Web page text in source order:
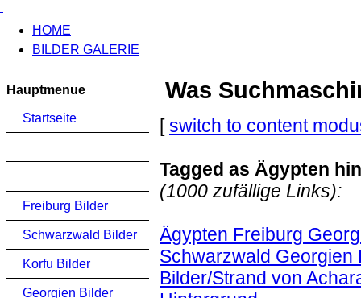
HOME
BILDER GALERIE
Hauptmenue
Startseite
Freiburg Bilder
Schwarzwald Bilder
Korfu Bilder
Georgien Bilder
Was
[switch to content
Tagged as Ägypten
(1000 zufällige Links):
Ägypten Freiburg
Schwarzwald Georgien
Bilder/Strand von